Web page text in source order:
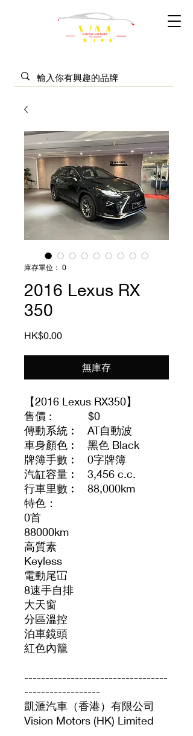
庫存單位： 0
2016 Lexus RX
350
HK$0.00價
無庫存
【2016 Lexus RX350】
售價 : $0
傳動系統︰ AT自動波
車身顏色︰ 黑色 Black
牌簿手數︰ 0字牌簿
汽缸容量︰ 3,456 c.c.
行車里數︰ 88,000km
特色：
0首
88000km
高質素
Keyless
電動尾冚
8速手自排
大天窗
分區溫控
泊車鏡頭
紅色內籠
----------------------------------
------------------
凱滙汽車（香港）有限公司
Vision Motors (HK) Limited